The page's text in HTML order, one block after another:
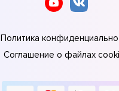
Политика
Соглашение о файлах